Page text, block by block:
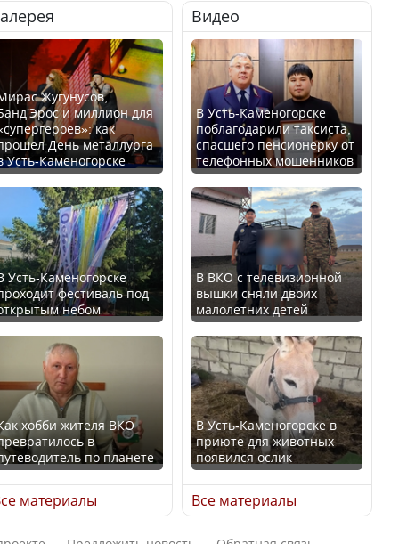
Орталық Азия
елдері арасында әл-ауқат
индексінде көш бастады
возглавил
благополучия
среди стран Центральной
Азии
ли представлены
интересы регионов в
Курултае?
төменгі жалақы,
экология: жеті
сайлаушылармен
талқылап жатыр?
В РФ вынесен заочный
приговор по уголовному
делу об убийстве Игоря
Талькова
В России введены
дополнительные
ограничения для
казахстанских прав
Трамп официально
вступил в должность
президента США
Луну признали объектом
культурного наследия,
находящегося под
угрозой исчезновения
Жугунусов,
и миллион для
как
День металлурга
Усть-Каменогорске
Усть-Каменогорске
фестиваль под
небом
хобби жителя ВКО
в
по планете
материалы
Видео
В Усть-Каменогорске
поблагодарили таксиста,
спасшего пенсионерку от
телефонных мошенников
В ВКО с телевизионной
вышки сняли двоих
малолетних детей
В Усть-Каменогорске в
приюте для животных
появился ослик
Все материалы